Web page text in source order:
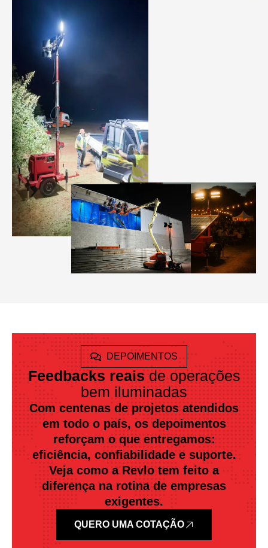
DEPOIMENTOS
Feedbacks reaisde operações
bem iluminadas
Com centenas de projetos atendidos
em todo o país, os depoimentos
reforçam o que entregamos:
eficiência, confiabilidade e suporte.
Veja como a Revlo tem feito a
diferença na rotina de empresas
exigentes.
QUERO UMA COTAÇÃO